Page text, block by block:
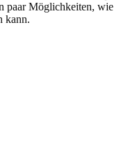
paar Möglichkeiten, wie
kann.